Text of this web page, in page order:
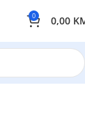
0 0,00